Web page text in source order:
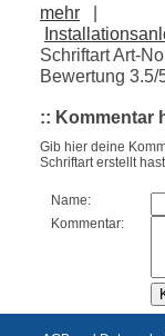
mehr
|
Schriftart Art-
Bewertung 3.5/
:: Kommentar
Gib hier deine
Schriftart erstellt
Name:
Kommentar: